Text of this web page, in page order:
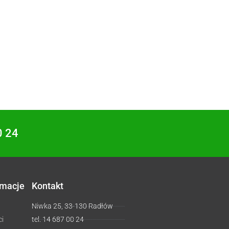
24
Kontakt
Niwka 25, 33-130 Radłów
tel. 14 687 00 24